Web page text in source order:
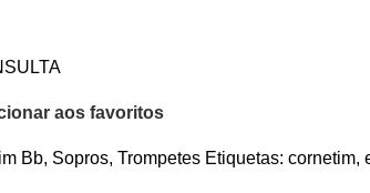
aos favoritos
Bb, Sopros, Trompetes Etiquetas: cornetim,